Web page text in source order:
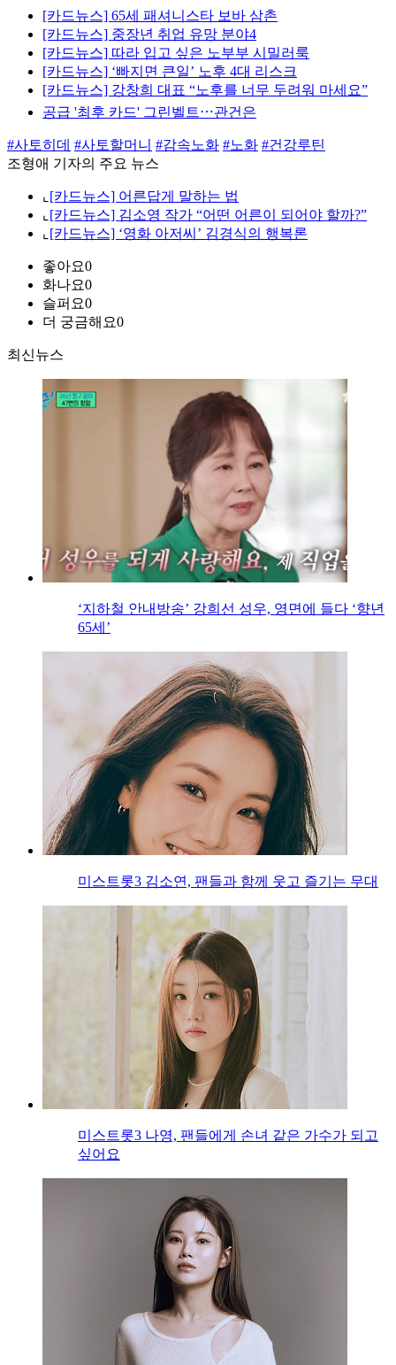
[카드뉴스] 65세 패셔니스타 보바 삼촌
[카드뉴스] 중장년 취업 유망 분야4
[카드뉴스] 따라 입고 싶은 노부부 시밀러룩
[카드뉴스] ‘빠지면 큰일’ 노후 4대 리스크
[카드뉴스] 강창희 대표 “노후를 너무 두려워 마세요”
공급 '최후 카드' 그린벨트⋯관건은
#사토히데 #사토할머니 #감속노화 #노화 #건강루틴
조형애 기자의 주요 뉴스
⌞ [카드뉴스] 어른답게 말하는 법
⌞ [카드뉴스] 김소영 작가 “어떤 어른이 되어야 할까?”
⌞ [카드뉴스] ‘영화 아저씨’ 김경식의 행복론
좋아요0
화나요0
슬퍼요0
더 궁금해요0
최신뉴스
‘지하철 안내방송’ 강희선 성우, 영면에 들다 ‘향년
65세’
미스트롯3 김소연, 팬들과 함께 웃고 즐기는 무대
미스트롯3 나영, 팬들에게 손녀 같은 가수가 되고
싶어요